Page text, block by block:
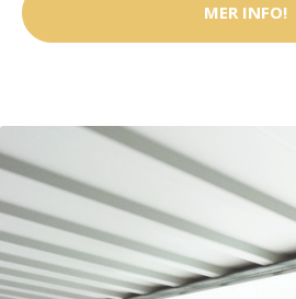
MER INFO!